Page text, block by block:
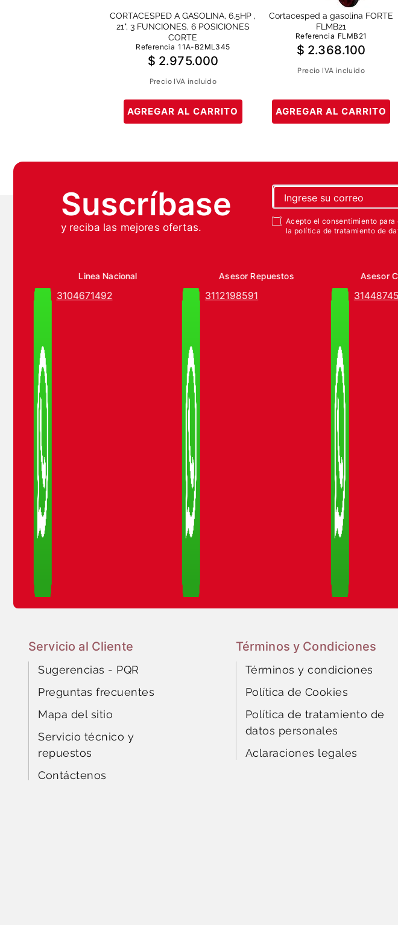
CORTACESPED A GASOLINA, 6.5HP ,
21", 3 FUNCIONES, 6 POSICIONES
CORTE
Referencia 11A-B2ML345
$ 2.975.000
Precio IVA incluido
AGREGAR AL CARRITO
Cortacesped a gasolina FORTE
FLMB21
Referencia FLMB21
$ 2.368.100
Precio IVA incluido
AGREGAR AL CARRITO
Suscríbase
y reciba las mejores ofertas.
Acepto el consentimiento
la política de tratamiento de
Linea Nacional
3104671492
Asesor Repuestos
3112198591
Asesor
Servicio al Cliente
Sugerencias - PQR
Preguntas frecuentes
Mapa del sitio
Servicio técnico y
repuestos
Contáctenos
Términos y Condiciones
Términos y condiciones
Política de Cookies
Política de tratamiento de
datos personales
Aclaraciones legales